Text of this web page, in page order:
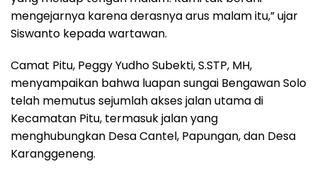
mengejarnya karena derasnya arus malam itu,” ujar
Siswanto kepada wartawan.
Camat Pitu, Peggy Yudho Subekti, S.STP, MH,
menyampaikan bahwa luapan sungai Bengawan Solo
telah memutus sejumlah akses jalan utama di
Kecamatan Pitu, termasuk jalan yang
menghubungkan Desa Cantel, Papungan, dan Desa
Karanggeneng.